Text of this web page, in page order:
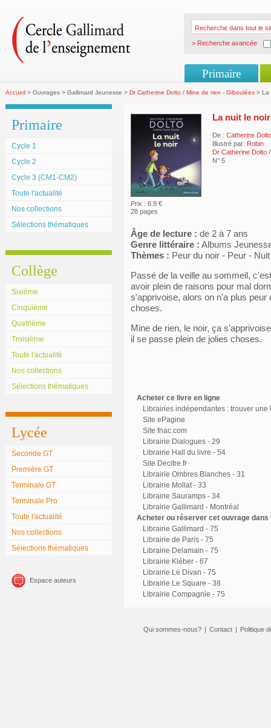
> Recherche avancée
Primaire
Accueil > Ouvrages > Gallimard Jeunesse > Dr Catherine Dolto / Mine de rien - Giboulées > La
Primaire
Cycle 1
Cycle 2
Cycle 3 (CM1-CM2)
Toute l'actualité
Nos collections
Sélections thématiques
Collège
Sixième
Cinquième
Quatrième
Troisième
Toute l'actualité
Nos collections
Sélections thématiques
Lycée
Seconde GT
Première GT
Terminale GT
Terminale Pro
Toute l'actualité
Nos collections
Sélections thématiques
Espace auteurs
Prix : 6.9 €
28 pages
La nuit le noir
De : Catherine
Illustré par: Robin
Dr Catherine Dolto
N° 5
Âge de lecture : de 2 à 7 ans
Genre littéraire : Albums
Thèmes : Peur du noir - Peur -
Passé de la veille au sommeil,
avoir plein de raisons pour mal
s'apprivoise, alors on n'a plus
choses.
Mine de rien, le noir, ça
il se passe plein de jolies choses.
Acheter ce livre en ligne
Librairies indépendantes : trouver une
Site ePagine
Site fnac.com
Librairie Dialogues - 29
Librairie Hall du livre - 54
Site Decitre.fr
Librairie Ombres Blanches - 31
Librairie Mollat - 33
Librairie Sauramps - 34
Librairie Gallimard - Montréal
Acheter ou réserver cet ouvrage
Librairie Gallimard - 75
Librairie de Paris - 75
Librairie Delamain - 75
Librairie Kléber - 67
Librairie Le Divan - 75
Librairie Le Square - 38
Librairie Compagnie - 75
Qui sommes-nous? | Contact | Politique